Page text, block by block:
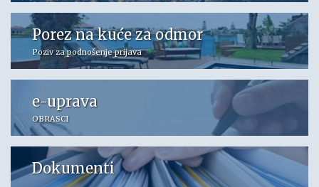
Porez na kuće za odmor
Poziv za podnošenje prijava
e-uprava
OBRASCI
Dokumenti